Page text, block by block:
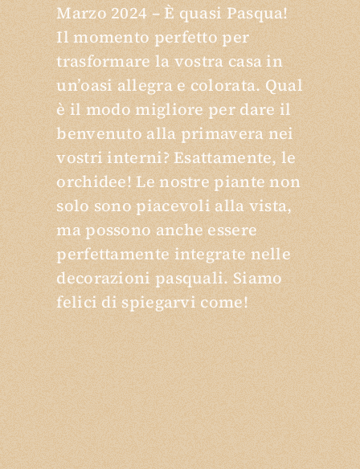
Marzo 2024 – È quasi Pasqua!
Il momento perfetto per
trasformare la vostra casa in
un’oasi allegra e colorata. Qual
è il modo migliore per dare il
benvenuto alla primavera nei
vostri interni? Esattamente, le
orchidee! Le nostre piante non
solo sono piacevoli alla vista,
ma possono anche essere
perfettamente integrate nelle
decorazioni pasquali. Siamo
felici di spiegarvi come!